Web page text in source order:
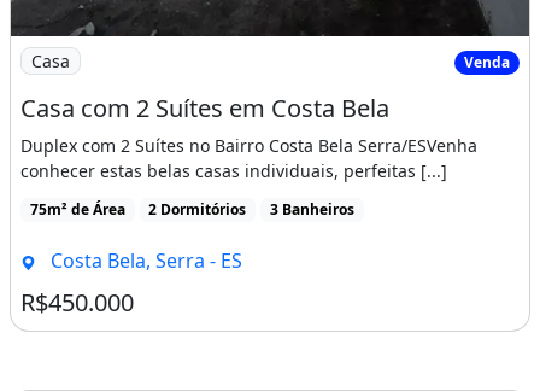
Imagem: Casa com 2 Suítes em Costa Bela
Casa Venda
Casa com 2 Suítes em Costa Bela
Duplex com 2 Suítes no Bairro Costa Bela Serra/ESVenha
conhecer estas belas casas individuais, perfeitas [...]
75m² de Área 2 Dormitórios 3 Banheiros
Costa Bela, Serra - ES
R$450.000